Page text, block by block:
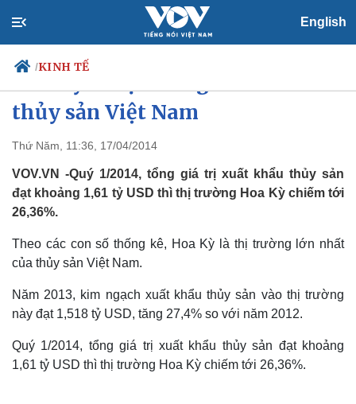
English
/KINH TẾ
Chính trị
Đảng
Tổ chức nhân sự
Quốc hội
Nhận diện sự thật
Tin 24h
Dự báo thời tiết
Việc làm
Biển đảo
thủy sản Việt Nam
Thứ Năm, 11:36, 17/04/2014
VOV.VN -Quý 1/2014, tổng giá trị xuất khẩu thủy sản
đạt khoảng 1,61 tỷ USD thì thị trường Hoa Kỳ chiếm tới
26,36%.
Theo các con số thống kê, Hoa Kỳ là thị trường lớn nhất
của thủy sản Việt Nam.
Năm 2013, kim ngạch xuất khẩu thủy sản vào thị trường
này đạt 1,518 tỷ USD, tăng 27,4% so với năm 2012.
Quý 1/2014, tổng giá trị xuất khẩu thủy sản đạt khoảng
1,61 tỷ USD thì thị trường Hoa Kỳ chiếm tới 26,36%.